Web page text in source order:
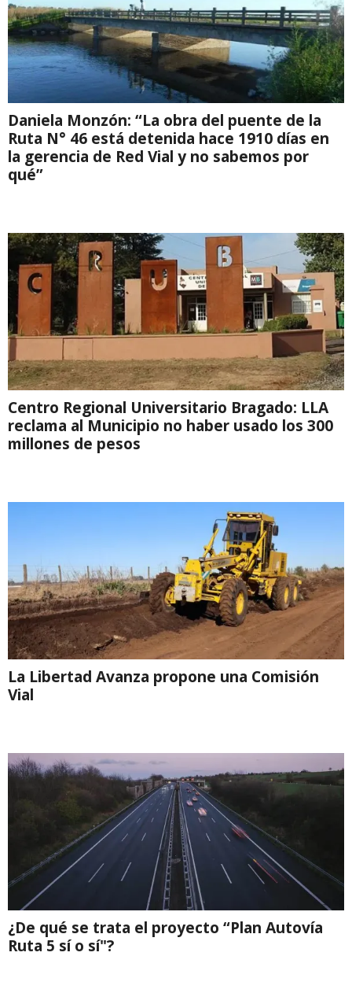
Daniela Monzón: “La obra del puente de la
Ruta N° 46 está detenida hace 1910 días en
la gerencia de Red Vial y no sabemos por
qué”
Centro Regional Universitario Bragado: LLA
reclama al Municipio no haber usado los 300
millones de pesos
La Libertad Avanza propone una Comisión
Vial
¿De qué se trata el proyecto “Plan Autovía
Ruta 5 sí o sí"?